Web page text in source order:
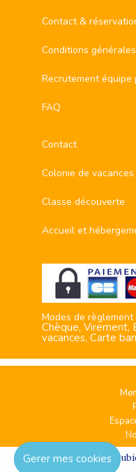
Contact &
Conditions
Recrutement équipe
FAQ
Contact
Colonie de
Classe découverte
Accueil et
Modes de règlement
Chèque, Virement,
vacances, Carte
Réalisation
Gerer mes cookies